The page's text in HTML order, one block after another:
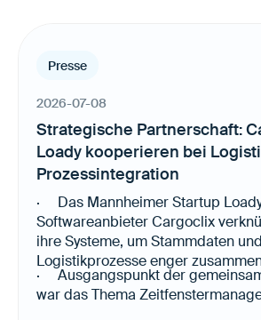
Presse
2026-07-08
Strategische Partnerschaft:
Loady kooperieren bei
Prozessintegration
· Das Mannheimer Startup
Softwareanbieter Cargoclix
ihre Systeme, um Stammdaten
Logistikprozesse enger
· Ausgangspunkt der
war das Thema